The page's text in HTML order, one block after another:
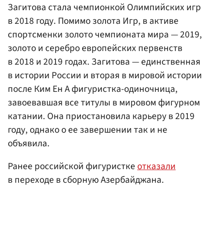
Загитова стала чемпионкой Олимпийских игр
в 2018 году. Помимо золота Игр, в активе
спортсменки золото чемпионата мира — 2019,
золото и серебро европейских первенств
в 2018 и 2019 годах. Загитова — единственная
в истории России и вторая в мировой истории
после Ким Ен А фигуристка-одиночница,
завоевавшая все титулы в мировом фигурном
катании. Она приостановила карьеру в 2019
году, однако о ее завершении так и не
объявила.
Ранее российской фигуристкеотказали
в переходе в сборную Азербайджана.